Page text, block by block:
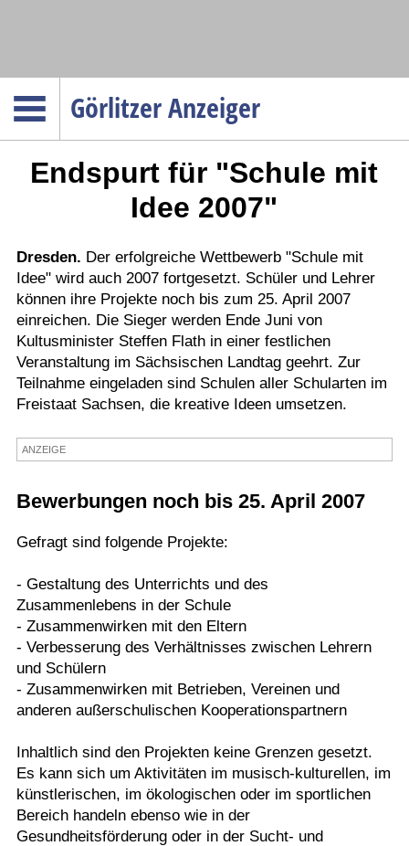
Görlitzer Anzeiger
Menüpunkte
Politik
Wirtschaft
Service
Verkehr
Gesundheit
Kultur
Sport
Termine
Endspurt für "Schule mit
Idee 2007"
Dresden. Der erfolgreiche Wettbewerb "Schule mit
Idee" wird auch 2007 fortgesetzt. Schüler und Lehrer
können ihre Projekte noch bis zum 25. April 2007
einreichen. Die Sieger werden Ende Juni von
Kultusminister Steffen Flath in einer festlichen
Veranstaltung im Sächsischen Landtag geehrt. Zur
Teilnahme eingeladen sind Schulen aller Schularten im
Freistaat Sachsen, die kreative Ideen umsetzen.
ANZEIGE
Bewerbungen noch bis 25. April 2007
Gefragt sind folgende Projekte:
- Gestaltung des Unterrichts und des
Zusammenlebens in der Schule
- Zusammenwirken mit den Eltern
- Verbesserung des Verhältnisses zwischen Lehrern
und Schülern
- Zusammenwirken mit Betrieben, Vereinen und
anderen außerschulischen Kooperationspartnern
Inhaltlich sind den Projekten keine Grenzen gesetzt.
Es kann sich um Aktivitäten im musisch-kulturellen, im
künstlerischen, im ökologischen oder im sportlichen
Bereich handeln ebenso wie in der
Gesundheitsförderung oder in der Sucht- und